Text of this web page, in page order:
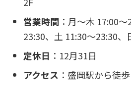
営業時間 ：月〜木 17:00
23:30、土 11:30〜23:30、
定休日 ：12月31日
アクセス ：盛岡駅から徒